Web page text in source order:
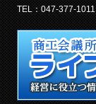
TEL：047-377-1011